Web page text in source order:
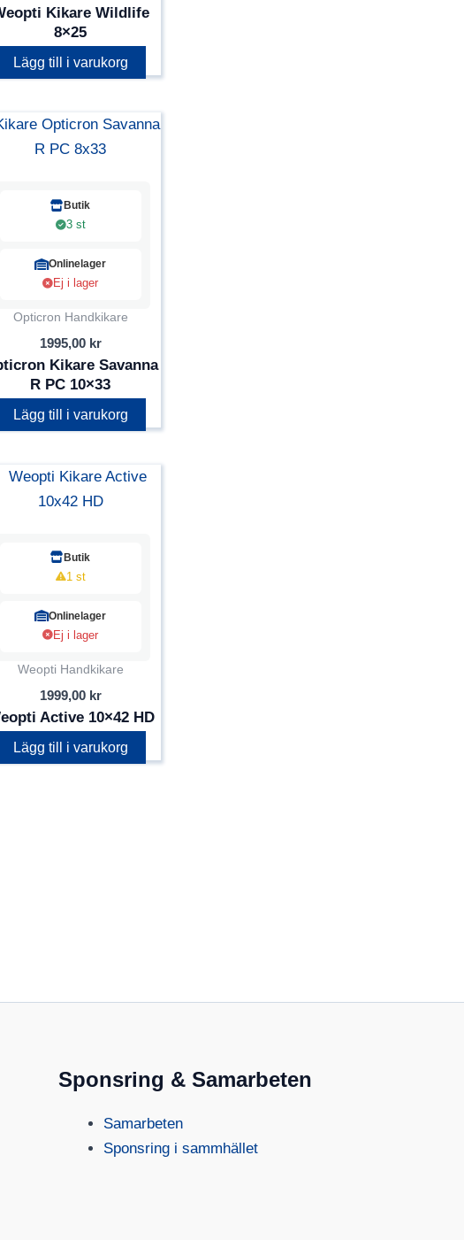
Kikare Wildlife
8×25
Lägg till i varukorg
Butik
3 st
Onlinelager
Ej i lager
Opticron Handkikare
1995,00 kr
Kikare Savanna
R PC 10×33
Lägg till i varukorg
Butik
1 st
Onlinelager
Ej i lager
Weopti Handkikare
1999,00 kr
Active 10×42 HD
Lägg till i varukorg
Sponsring & Samarbeten
Samarbeten
Sponsring i sammhället